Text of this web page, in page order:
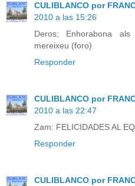
CULIBLANCO por
2010 a las 15:26
Deros; Enhorabona
mereixeu (foro)
Responder
CULIBLANCO por
2010 a las 22:47
Zam: FELICIDADES AL
Responder
CULIBLANCO por